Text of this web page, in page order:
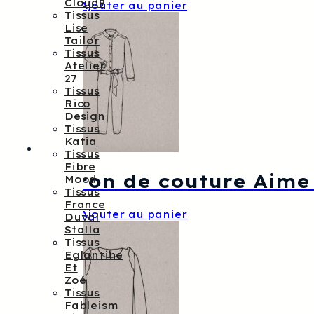
Cloud9
Tissus
Lise
Tailor
Tissus
Atelier
27
Tissus
Rico
Design
Tissus
Katia
Tissus
Fibre
Mood
Tissus
France
Duval
Stalla
Tissus
Eglantine
Et
Zoé
Tissus
Fableism
12,00€ Ajouter au panier
Patron de couture
12,00€ Ajouter au panier